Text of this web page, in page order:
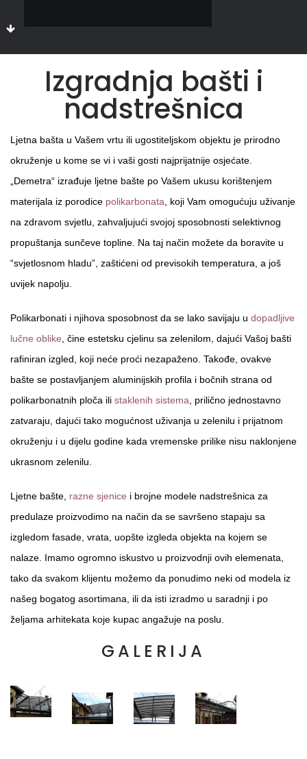
Izgradnja bašti i
nadstrešnica
Ljetna bašta u Vašem vrtu ili ugostiteljskom objektu je prirodno
okruženje u kome se vi i vaši gosti najprijatnije osjećate.
„Demetra“ izrađuje ljetne bašte po Vašem ukusu korištenjem
materijala iz porodice polikarbonata, koji Vam omogućuju uživanje
na zdravom svjetlu, zahvaljujući svojoj sposobnosti selektivnog
propuštanja sunčeve topline. Na taj način možete da boravite u
“svjetlosnom hladu”, zaštićeni od previsokih temperatura, a još
uvijek napolju.
Polikarbonati i njihova sposobnost da se lako savijaju u dopadljive
lučne oblike, čine estetsku cjelinu sa zelenilom, dajući Vašoj bašti
rafiniran izgled, koji neće proći nezapaženo. Takođe, ovakve
bašte se postavljanjem aluminijskih profila i bočnih strana od
polikarbonatnih ploča ili staklenih sistema, prilično jednostavno
zatvaraju, dajući tako mogućnost uživanja u zelenilu i prijatnom
okruženju i u dijelu godine kada vremenske prilike nisu naklonjene
ukrasnom zelenilu.
Ljetne bašte, razne sjenice i brojne modele nadstrešnica za
predulaze proizvodimo na način da se savršeno stapaju sa
izgledom fasade, vrata, uopšte izgleda objekta na kojem se
nalaze. Imamo ogromno iskustvo u proizvodnji ovih elemenata,
tako da svakom klijentu možemo da ponudimo neki od modela iz
našeg bogatog asortimana, ili da isti izradmo u saradnji i po
željama arhitekata koje kupac angažuje na poslu.
GALERIJA